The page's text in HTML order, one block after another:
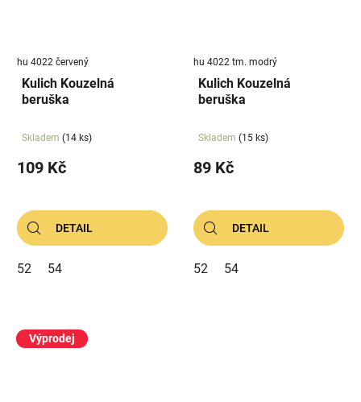
hu 4022 červený
Kulich Kouzelná
beruška
Skladem (14 ks)
109 Kč
DETAIL
52 54
hu 4022 tm. modrý
Kulich Kouzelná
beruška
Skladem (15 ks)
89 Kč
DETAIL
52 54
Výprodej